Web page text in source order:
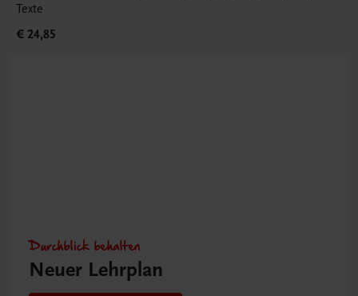
Texte
€ 24,85
Durchblick behalten
Neuer Lehrplan